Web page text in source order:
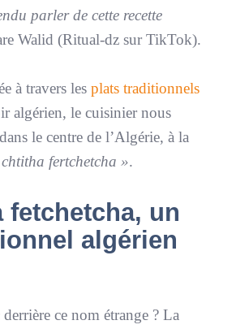
parler de cette recette
Walid (Ritual-dz sur TikTok).
à travers les plats traditionnels
algérien, le cuisinier nous
le centre de l’Algérie, à la
fertchetcha ».
fetchetcha, un
algérien
ce nom étrange ? La